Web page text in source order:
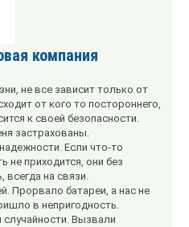
компания
не все зависит только от
от кого то постороннего,
к своей безопасности.
застрахованы.
Если что-то
не приходится, они без
всегда на связи.
Прорвало батареи, а нас не
в непригодность.
Вызвали